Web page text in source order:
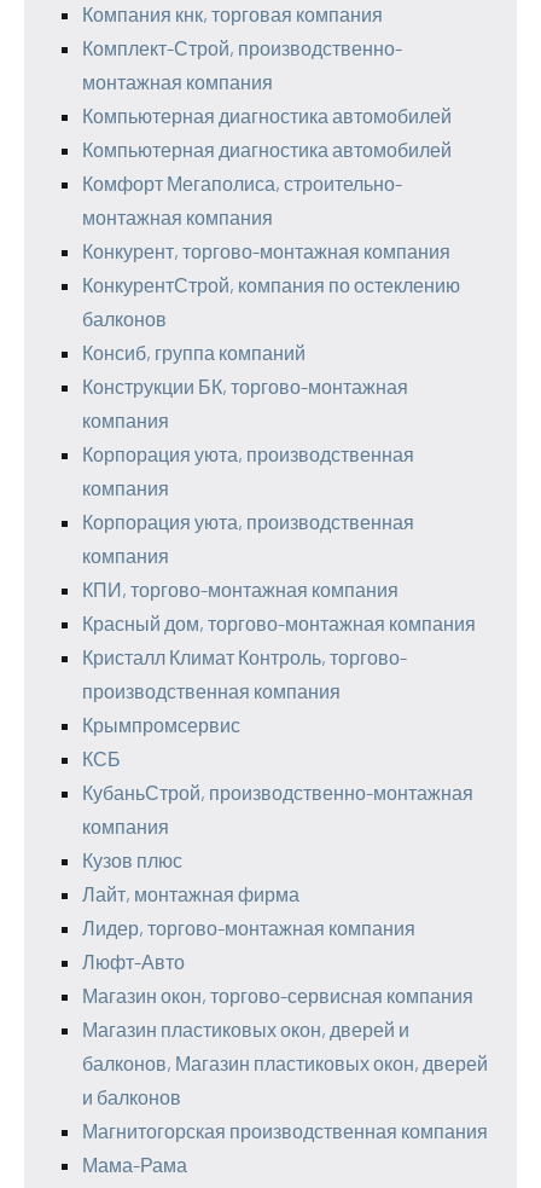
Компания кнк, торговая компания
Комплект-Строй, производственно-
монтажная компания
Компьютерная диагностика автомобилей
Компьютерная диагностика автомобилей
Комфорт Мегаполиса, строительно-
монтажная компания
Конкурент, торгово-монтажная компания
КонкурентСтрой, компания по остеклению
балконов
Консиб, группа компаний
Конструкции БК, торгово-монтажная
компания
Корпорация уюта, производственная
компания
Корпорация уюта, производственная
компания
КПИ, торгово-монтажная компания
Красный дом, торгово-монтажная компания
Кристалл Климат Контроль, торгово-
производственная компания
Крымпромсервис
КСБ
КубаньСтрой, производственно-монтажная
компания
Кузов плюс
Лайт, монтажная фирма
Лидер, торгово-монтажная компания
Люфт-Авто
Магазин окон, торгово-сервисная компания
Магазин пластиковых окон, дверей и
балконов, Магазин пластиковых окон, дверей
и балконов
Магнитогорская производственная компания
Мама-Рама